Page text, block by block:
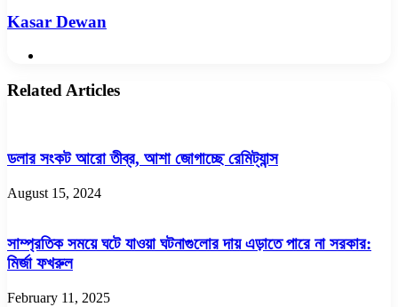
Kasar Dewan
Related Articles
ডলার সংকট আরো তীব্র, আশা জোগাচ্ছে রেমিট্যান্স
August 15, 2024
সাম্প্রতিক সময়ে ঘটে যাওয়া ঘটনাগুলোর দায় এড়াতে পারে না সরকার:
মির্জা ফখরুল
February 11, 2025